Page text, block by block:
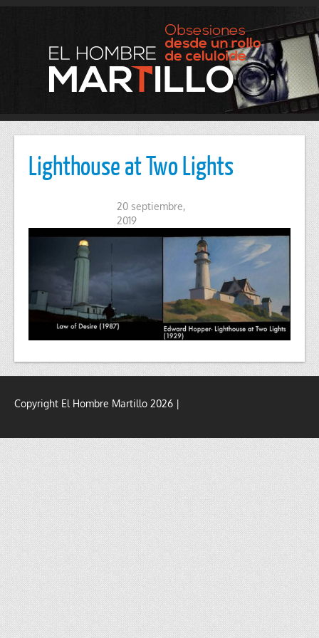
Lighthouse at Two Lights
20 septiembre,
2019
Copyright El Hombre Martillo 2026 |